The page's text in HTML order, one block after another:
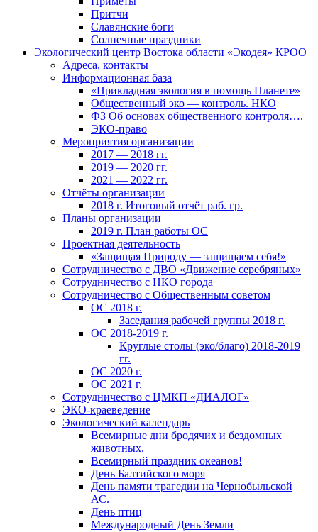
Притчи
Славянские боги
Солнечные праздники
Экологический центр Востока области «Экодея» КРОО
Адреса, контакты
Информационная база
«Прикладная экология в помощь Планете»
Общественный эко — контроль. НКО
ФЗ Об основах общественного контроля….
ЭКО-право
Мероприятия организации
2017 — 2018 гг.
2019 — 2020 гг.
2021 — 2022 гг.
Отчёты организации
2018 г. Итоговый отчёт раб. гр.
Планы организации
2019 г. План работы ОС
Проектная деятельность
«Защищая Природу — защищаем себя!»
Сотрудничество с ДВО «Движение серебряных»
Сотрудничество с НКО города
Сотрудничество с Общественным советом
ОС 2018 г.
Заседания рабочей группы 2018 г.
ОС 2018-2019 г.
Круглые столы (эко/благо) 2018-2019
гг.
ОС 2020 г.
ОС 2021 г.
Сотрудничество с ЦМКП «ДИАЛОГ»
ЭКО-краеведение
Экологический календарь
Всемирные дни бродячих и бездомных
животных.
Всемирный праздник океанов!
День Балтийского моря
День памяти трагедии на Чернобыльской
АС.
День птиц
Международный День Земли